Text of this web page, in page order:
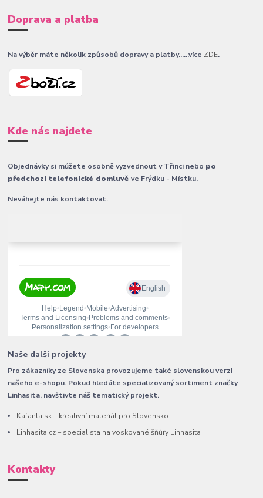
Doprava a platba
Na výběr máte několik způsobů dopravy a platby......více ZDE.
Kde nás najdete
Objednávky si můžete osobně vyzvednout v Třinci nebo po
předchozí telefonické domluvěve Frýdku - Místku.
Neváhejte nás kontaktovat.
Naše další projekty
Pro zákazníky ze Slovenska provozujeme také slovenskou verzi
našeho e-shopu. Pokud hledáte specializovaný sortiment značky
Linhasita, navštivte náš tematický projekt.
Kafanta.sk – kreativní materiál pro Slovensko
Linhasita.cz – specialista na voskované šňůry Linhasita
Kontakty